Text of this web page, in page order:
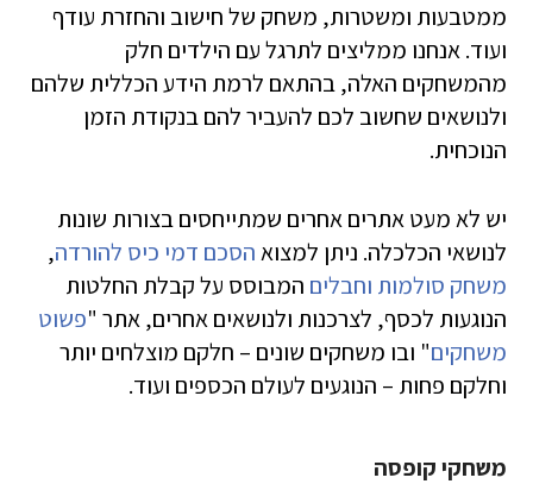
ממטבעות ומשטרות, משחק של חישוב והחזרת עודף
ועוד. אנחנו ממליצים לתרגל עם הילדים חלק
מהמשחקים האלה, בהתאם לרמת הידע הכללית שלהם
ולנושאים שחשוב לכם להעביר להם בנקודת הזמן
הנוכחית.
יש לא מעט אתרים אחרים שמתייחסים בצורות שונות
לנושאי הכלכלה. ניתן למצואהסכם דמי כיס להורדה,
משחק סולמות וחבלים המבוסס על קבלת החלטות
הנוגעות לכסף, לצרכנות ולנושאים אחרים, אתר "פשוט
משחקים" ובו משחקים שונים – חלקם מוצלחים יותר
וחלקם פחות – הנוגעים לעולם הכספים ועוד.
משחקי קופסה